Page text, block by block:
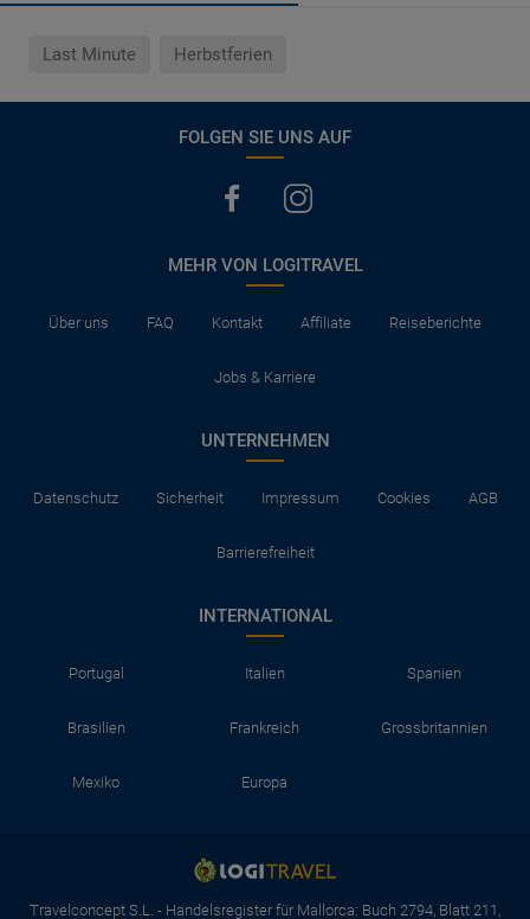
Last Minute Herbstferien
FOLGEN SIE UNS AUF
MEHR VON LOGITRAVEL
Über uns FAQ Kontakt Affiliate Reiseberichte
Jobs & Karriere
UNTERNEHMEN
Datenschutz Sicherheit Impressum Cookies AGB
Barrierefreiheit
INTERNATIONAL
Portugal Italien Spanien
Brasilien Frankreich Grossbritannien
Mexiko Europa
Travelconcept S.L. - Handelsregister für Mallorca: Buch 2794, Blatt 211,